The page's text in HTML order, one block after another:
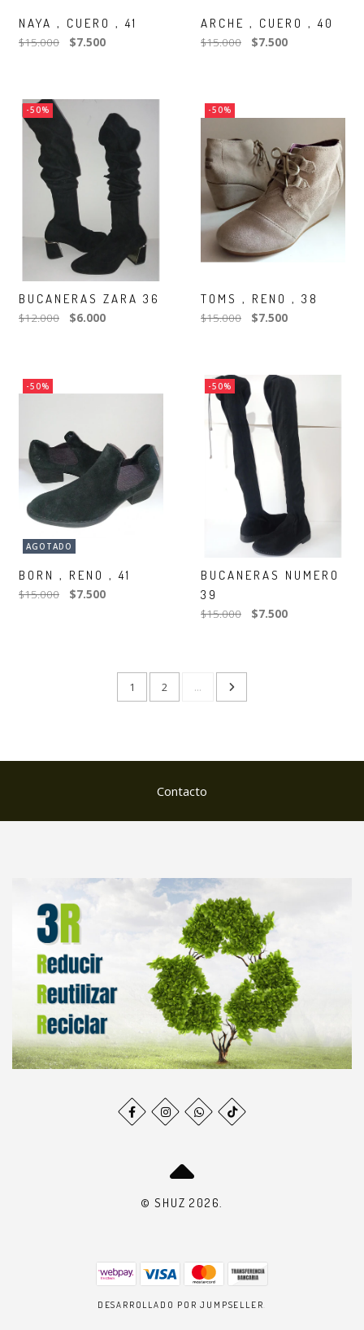
NAYA , CUERO , 41
$15.000 $7.500
ARCHE , CUERO , 40
$15.000 $7.500
-50%
BUCANERAS ZARA 36
$12.000 $6.000
-50%
TOMS , RENO , 38
$15.000 $7.500
-50%
AGOTADO
BORN , RENO , 41
$15.000 $7.500
-50%
BUCANERAS NUMERO
39
$15.000 $7.500
1 2 ...
Contacto
© SHUZ 2026.
DESARROLLADO POR JUMPSELLER